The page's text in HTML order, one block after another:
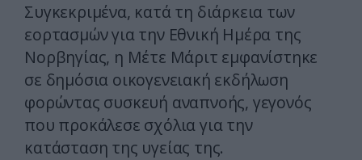
Συγκεκριμένα, κατά τη διάρκεια των
εορτασμών για την Εθνική Ημέρα της
Νορβηγίας, η Μέτε Μάριτ εμφανίστηκε
σε δημόσια οικογενειακή εκδήλωση
φορώντας συσκευή αναπνοής, γεγονός
που προκάλεσε σχόλια για την
κατάσταση της υγείας της.